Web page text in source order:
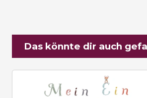
Das könnte dir auch